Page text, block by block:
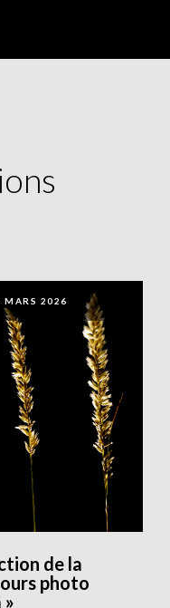
MARS 2026
de la
photo
»